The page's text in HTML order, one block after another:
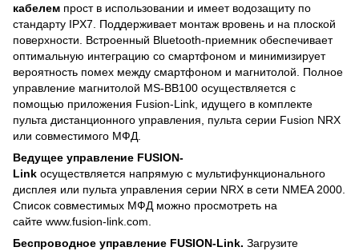
кабелем прост в использовании и имеет водозащиту по
стандарту IPX7. Поддерживает монтаж вровень и на плоской
поверхности. Встроенный Bluetooth-приемник обеспечивает
оптимальную интеграцию со смартфоном и минимизирует
вероятность помех между смартфоном и магнитолой. Полное
управление магнитолой MS-BB100 осуществляется с
помощью приложения Fusion-Link, идущего в комплекте
пульта дистанционного управления, пульта серии Fusion NRX
или совместимого МФД.
Ведущее управление FUSION-
Link осуществляется напрямую с мультифункционального
дисплея или пульта управления серии NRX в сети NMEA 2000.
Список совместимых МФД можно просмотреть на
сайте www.fusion-link.com.
Беспроводное управление FUSION-Link. Загрузите